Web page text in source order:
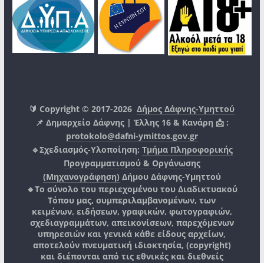
🔰 Copyright © 2017-2026Δήμος Δάφνης-Υμηττού
📌 Δημαρχείο Δάφνης | Έλλης 16 & Κανάρη 📩 :
protokolo@dafni-ymittos.gov.gr
🔹Σχεδιασμός-Υλοποίηση: Τμήμα Πληροφορικής
Προγραμματισμού & Οργάνωσης
(Μηχανογράφηση) Δήμου Δάφνης-Υμηττού
🔸Το σύνολο του περιεχομένου του Διαδικτυακού
Τόπου μας, συμπεριλαμβανομένων, των
κειμένων, ειδήσεων, γραφικών, φωτογραφιών,
σχεδιαγραμμάτων, απεικονίσεων, παρεχόμενων
υπηρεσιών και γενικά κάθε είδους αρχείων,
αποτελούν πνευματική ιδιοκτησία, (copyright)
και διέπονται από τις εθνικές και διεθνείς